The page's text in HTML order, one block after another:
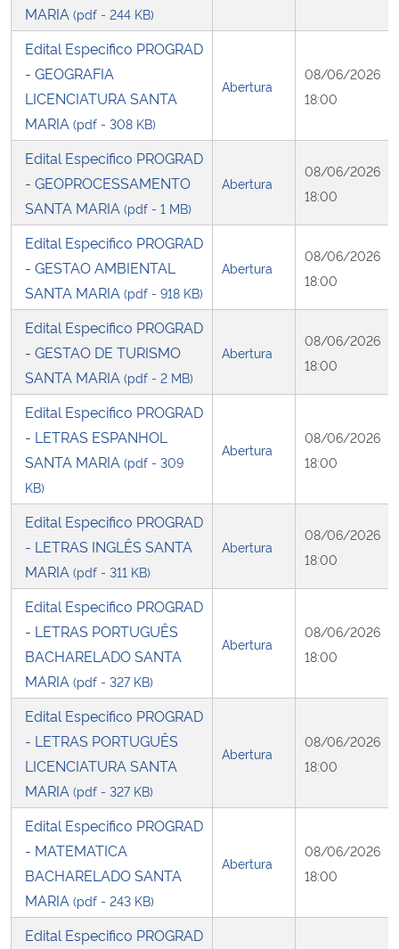
MARIA (pdf - 244 KB)
Edital Especifico PROGRAD
- GEOGRAFIA
LICENCIATURA SANTA
MARIA (pdf - 308 KB)
Abertura
08/06/2026
18:00
Edital Especifico PROGRAD
- GEOPROCESSAMENTO
SANTA MARIA (pdf - 1 MB)
Abertura
08/06/2026
18:00
Edital Especifico PROGRAD
- GESTAO AMBIENTAL
SANTA MARIA (pdf - 918 KB)
Abertura
08/06/2026
18:00
Edital Especifico PROGRAD
- GESTAO DE TURISMO
SANTA MARIA (pdf - 2 MB)
Abertura
08/06/2026
18:00
Edital Especifico PROGRAD
- LETRAS ESPANHOL
SANTA MARIA (pdf - 309
KB)
Abertura
08/06/2026
18:00
Edital Especifico PROGRAD
- LETRAS INGLÊS SANTA
MARIA (pdf - 311 KB)
Abertura
08/06/2026
18:00
Edital Especifico PROGRAD
- LETRAS PORTUGUÊS
BACHARELADO SANTA
MARIA (pdf - 327 KB)
Abertura
08/06/2026
18:00
Edital Especifico PROGRAD
- LETRAS PORTUGUÊS
LICENCIATURA SANTA
MARIA (pdf - 327 KB)
Abertura
08/06/2026
18:00
Edital Especifico PROGRAD
- MATEMATICA
BACHARELADO SANTA
MARIA (pdf - 243 KB)
Abertura
08/06/2026
18:00
Edital Especifico PROGRAD